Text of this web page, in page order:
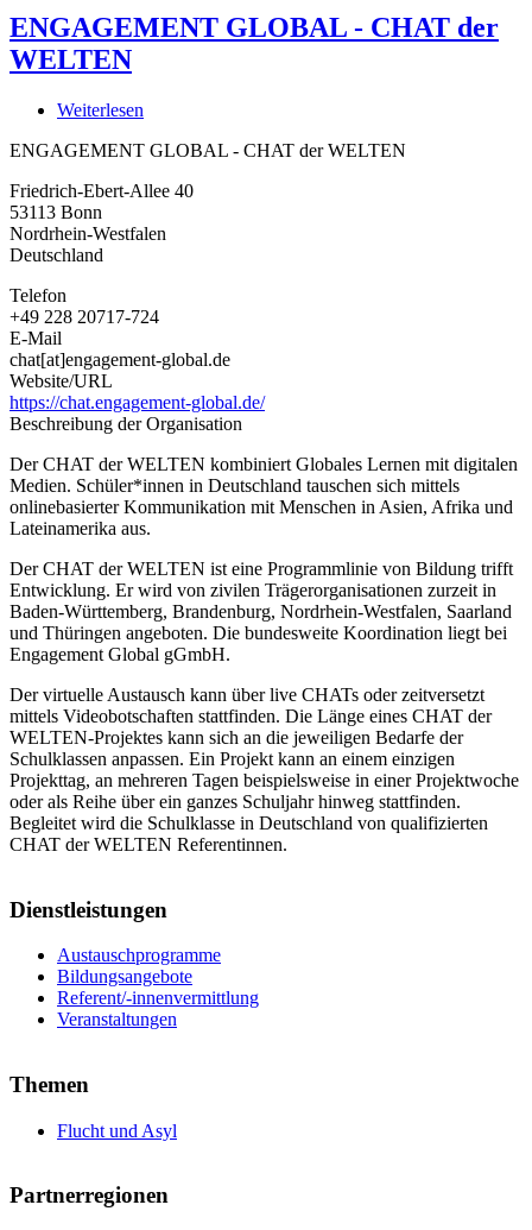
ENGAGEMENT GLOBAL - CHAT der
WELTEN
Weiterlesen
GLOBAL
CHAT
WELTEN
ENGAGEMENT GLOBAL - CHAT der WELTEN
Friedrich-Ebert-Allee 40
53113 Bonn
Nordrhein-Westfalen
Deutschland
Telefon
+49 228 20717-724
E-Mail
chat[at]engagement-global.de
Website/URL
https://chat.engagement-global.de/
Beschreibung der Organisation
Der CHAT der WELTEN kombiniert Globales Lernen mit digitalen
Medien. Schüler*innen in Deutschland tauschen sich mittels
onlinebasierter Kommunikation mit Menschen in Asien, Afrika und
Lateinamerika aus.
Der CHAT der WELTEN ist eine Programmlinie von Bildung trifft
Entwicklung. Er wird von zivilen Trägerorganisationen zurzeit in
Baden-Württemberg, Brandenburg, Nordrhein-Westfalen, Saarland
und Thüringen angeboten. Die bundesweite Koordination liegt bei
Engagement Global gGmbH.
Der virtuelle Austausch kann über live CHATs oder zeitversetzt
mittels Videobotschaften stattfinden. Die Länge eines CHAT der
WELTEN-Projektes kann sich an die jeweiligen Bedarfe der
Schulklassen anpassen. Ein Projekt kann an einem einzigen
Projekttag, an mehreren Tagen beispielsweise in einer Projektwoche
oder als Reihe über ein ganzes Schuljahr hinweg stattfinden.
Begleitet wird die Schulklasse in Deutschland von qualifizierten
CHAT der WELTEN Referentinnen.
Dienstleistungen
Austauschprogramme
Bildungsangebote
Referent/-innenvermittlung
Veranstaltungen
Themen
Flucht und Asyl
Partnerregionen